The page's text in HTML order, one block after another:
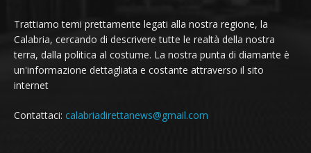
Trattiamo temi prettamente legati alla nostra regione, la
Calabria, cercando di descrivere tutte le realtà della nostra
terra, dalla politica al costume. La nostra punta di diamante è
un'informazione dettagliata e costante attraverso il sito
internet
Contattaci: calabriadirettanews@gmail.com